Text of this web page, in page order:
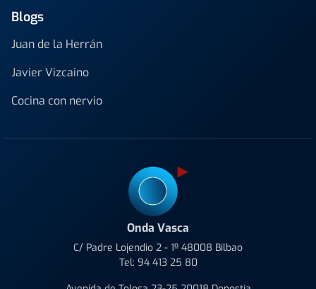
Blogs
Juan de la Herrán
Javier Vizcaino
Cocina con nervio
Onda Vasca
C/ Padre Lojendio 2 - 1º 48008 Bilbao
Tel: 94 413 25 80